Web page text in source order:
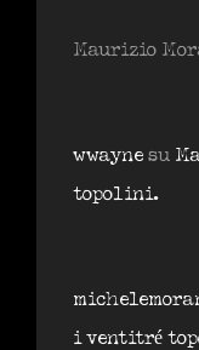
Maurizio
wwayne su
topolini.
i ventitré